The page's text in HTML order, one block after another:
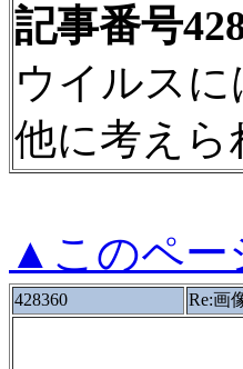
記事番号
ウイルス
他に考えら
▲このペー
428360 Re:画